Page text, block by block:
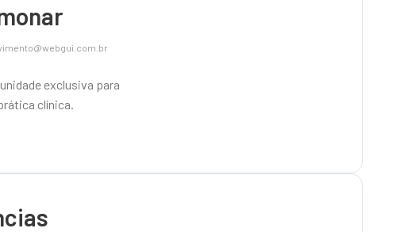
exclusiva para
clínica.